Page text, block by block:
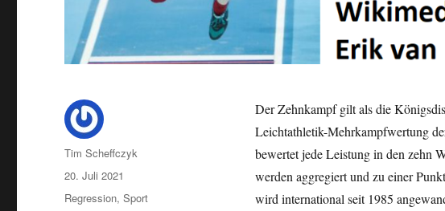
Der Zehnkampf gilt als die
Leichtathletik-Mehrkampfwertung
bewertet jede Leistung in den zehn
werden aggregiert und zu einer
wird international seit 1985
Autor
Tim Scheffczyk
Veröffentlicht
am
20. Juli 2021
Kategorien
Regression,Sport